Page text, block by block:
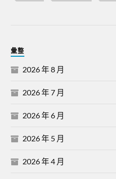
彙整
2026 年 8 月
2026 年 7 月
2026 年 6 月
2026 年 5 月
2026 年 4 月